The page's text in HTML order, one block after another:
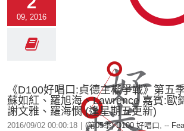
09, 2016
《D100好唱口:貞德主權爭戰》第五
蘇如紅、羅旭海、Lawrence 嘉賓:歐
謝文雅、羅海憫 (逢星期五更新)
2016/09/02 00:00:18 (第05季) D100 好唱口, --